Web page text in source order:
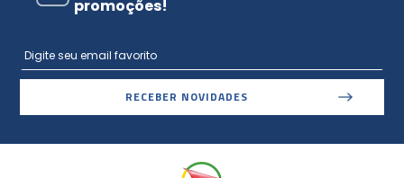
promoções!
RECEBER NOVIDADES